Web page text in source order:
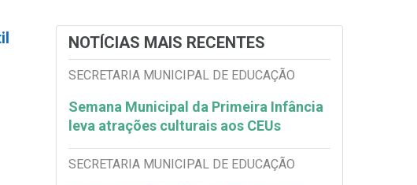
NOTÍCIAS MAIS RECENTES
SECRETARIA MUNICIPAL DE EDUCAÇÃO
Semana Municipal da Primeira Infância
leva atrações culturais aos CEUs
SECRETARIA MUNICIPAL DE EDUCAÇÃO